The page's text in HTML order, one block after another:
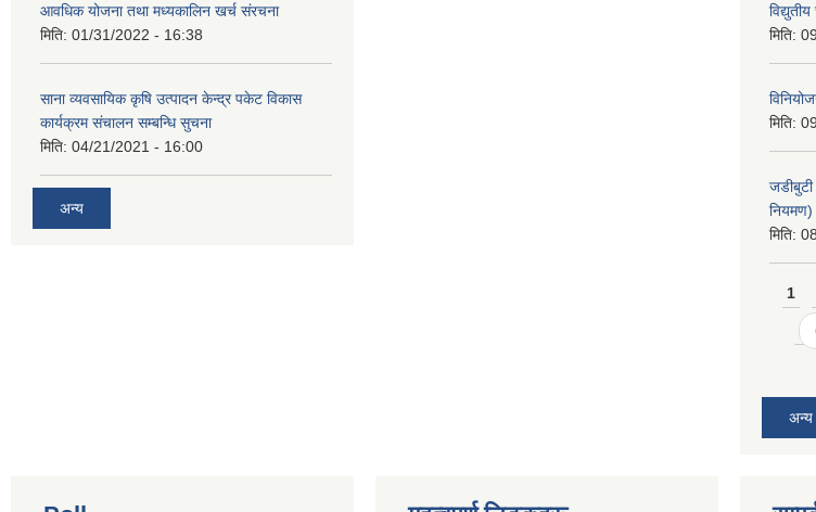
आवधिक योजना तथा मध्यकालिन खर्च संरचना
मिति: 01/31/2022 - 16:38
साना व्यवसायिक कृषि उत्पादन केन्द्र पकेट विकास
कार्यक्रम संचालन सम्बन्धि सुचना
मिति: 04/21/2021 - 16:00
अन्य
मिति:
मिति:
नियमण)
मिति:
1
अन्य